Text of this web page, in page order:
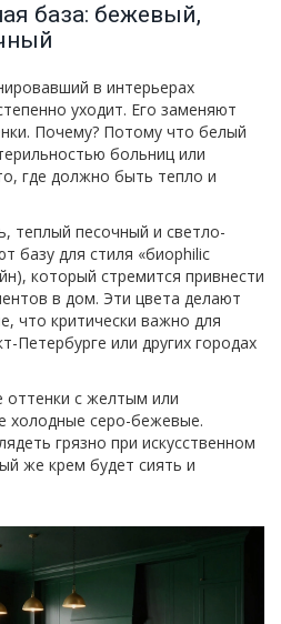
база: бежевый,
в интерьерах
уходит. Его заменяют
Почему? Потому что белый
больниц или
где должно быть тепло и
теплый песочный и светло-
базу для стиля «биophilic
который стремится привнести
в дом. Эти цвета делают
что критически важно для
Петербурге или других городах
с желтым или
холодные серо-бежевые.
грязно при искусственном
же крем будет сиять и